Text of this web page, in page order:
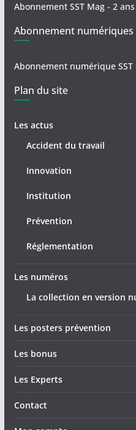
Abonnement SST Mag - 2 ans
Abonnement numériques
Abonnement numérique SST
Plan du site
Les actus
Accident du travail
Innovation
Institution
Prévention
Réglementation
Les numéros
La collection en version
Les posters prévention
Les bonus
Les Experts
Contact